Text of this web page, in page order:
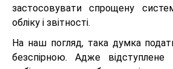
застосовувати спрощену
обліку і звітності.
На наш погляд, така думка
безспірною. Адже